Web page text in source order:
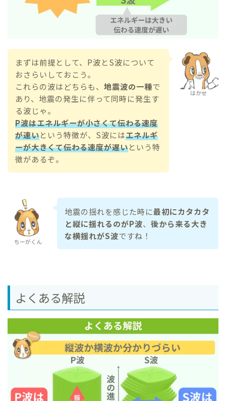
はかせ
まずは前提として、P波とS波について
おさらいしておこう。
これらの波はどちらも、 地震波の一種で
あり、地震の発生に伴って同時に発生す
る波じゃ。
P波はエネルギーが小さくて伝わる速度
が速いという特徴が、S波にはエネルギ
ーが大きくて伝わる速度が遅いという特
徴があるぞ。
ちーがくん
地震の揺れを感じた時に最初にカタカタ
と縦に揺れるのがP波、 後から来る大き
な横揺れがS波ですね！
よくある解説